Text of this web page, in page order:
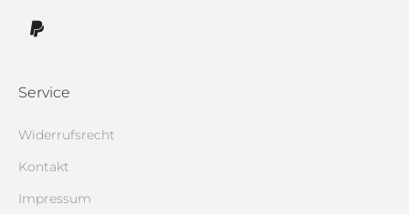
Service
Widerrufsrecht
Kontakt
Impressum